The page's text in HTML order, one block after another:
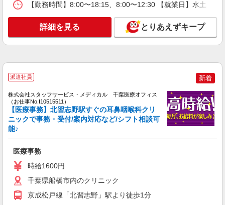
【勤務時間】8:00〜18:15、8:00〜12:30 【就業日】水土 【
詳細を見る とりあえずキープ
派遣社員 新着
株式会社スタッフサービス・メディカル 千葉医療オフィス
（お仕事No.I10515511）
【医療事務】北習志野駅すぐの耳鼻咽喉科クリ
ニックで事務・受付/案内対応など/シフト相談可
能♪
医療事務
時給1600円
千葉県船橋市内のクリニック
京成松戸線「北習志野」駅より徒歩1分